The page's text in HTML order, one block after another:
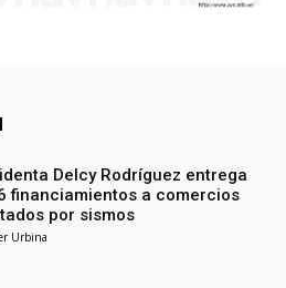
Delcy Rodríguez entrega
financiamientos a comercios
por sismos
Urbina